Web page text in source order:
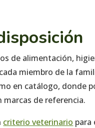
de alimentación,
miembro de la
en catálogo, donde
de referencia.
criterio veterinario para